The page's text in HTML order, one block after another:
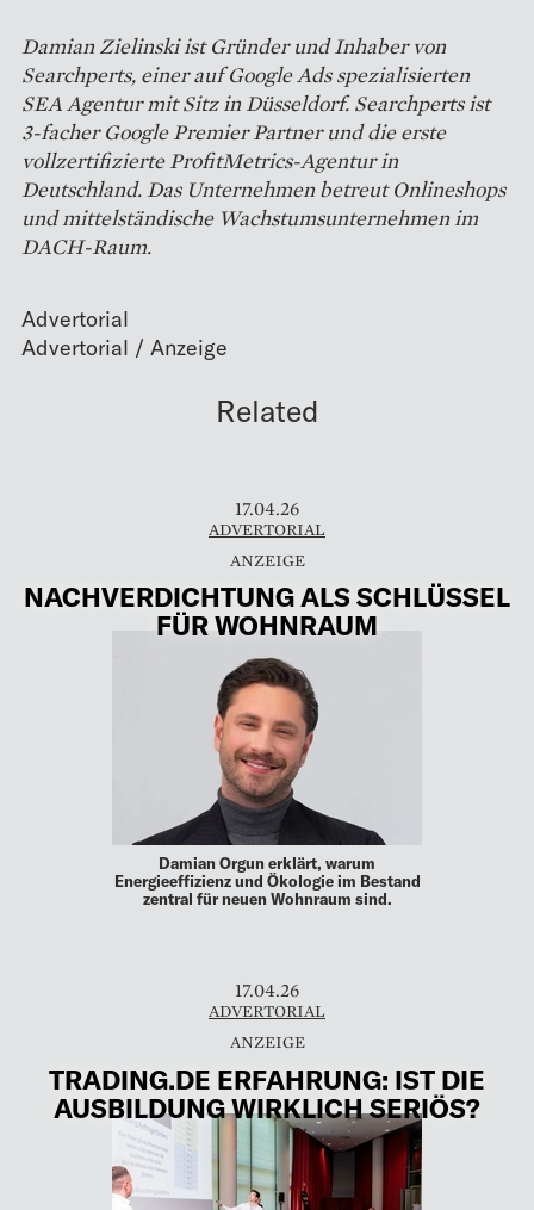
Damian Zielinski ist Gründer und Inhaber von
Searchperts, einer auf Google Ads spezialisierten
SEA Agentur mit Sitz in Düsseldorf. Searchperts ist
3-facher Google Premier Partner und die erste
vollzertifizierte ProfitMetrics-Agentur in
Deutschland. Das Unternehmen betreut Onlineshops
und mittelständische Wachstumsunternehmen im
DACH-Raum.
Advertorial
Related
17.04.26
ADVERTORIAL
NACHVERDICHTUNG ALS SCHLÜSSEL
FÜR WOHNRAUM
Damian Orgun erklärt, warum
Energieeffizienz und Ökologie im Bestand
zentral für neuen Wohnraum sind.
17.04.26
ADVERTORIAL
TRADING.DE ERFAHRUNG: IST DIE
AUSBILDUNG WIRKLICH SERIÖS?